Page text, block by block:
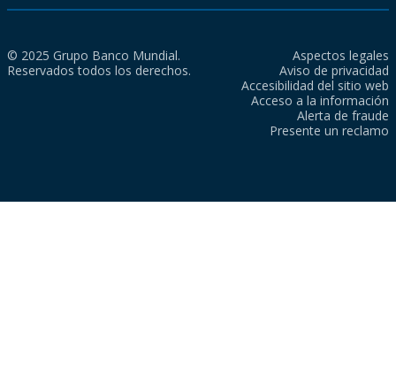
© 2025 Grupo Banco Mundial.
Reservados todos los derechos.
Aspectos legales
Aviso de privacidad
Accesibilidad del sitio web
Acceso a la información
Alerta de fraude
Presente un reclamo